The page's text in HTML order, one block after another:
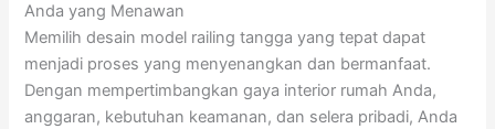
Anda yang Menawan
Memilih desain model railing tangga yang tepat dapat
menjadi proses yang menyenangkan dan bermanfaat.
Dengan mempertimbangkan gaya interior rumah Anda,
anggaran, kebutuhan keamanan, dan selera pribadi, Anda